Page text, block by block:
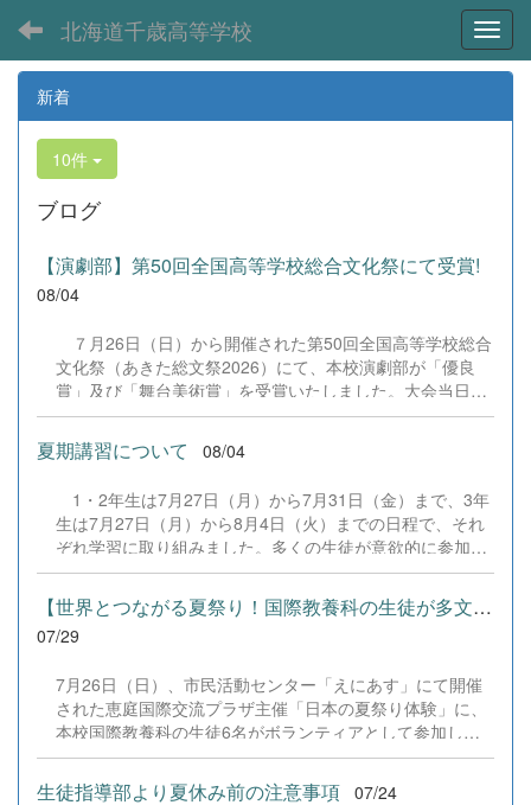
北海道千歳高等学校
新着
10件
ブログ
【演劇部】第50回全国高等学校総合文化祭にて受賞!
08/04
７月26日（日）から開催された第50回全国高等学校総合
文化祭（あきた総文祭2026）にて、本校演劇部が「優良
賞」及び「舞台美術賞」を受賞いたしました。大会当日
は、本校の部員たちもこれまで積み重ねてきた練習の成果
を存分に発揮し、堂々と舞台に立ちました。緊張感のある
全国の舞台において、一人一人が役割を果たし、心を込め
の全国大会出場にあたり、多大なるご支援・ご協力をいた
だきました企業の皆様、ならびに心温まるご寄付や温かい
ご声援を寄せてくださった地域の皆様方に、心より感謝申
し上げます。皆様からの温かいご支援が部員たちの大きな
励みとなり、全国の舞台で最高のパフォーマンスと演技を
届けることができました。今回の経験を糧に、さらに表現
本校演劇部への変わらぬご声援をよろしくお願いいたしま
す。 &nbsp;
夏期講習について 08/04
1・2年生は7月27日（月）から7月31日（金）まで、3年
生は7月27日（月）から8月4日（火）までの日程で、それ
ぞれ学習に取り組みました。多くの生徒が意欲的に参加
し、これまでの学習内容の復習や発展的な内容、受験に向
けた学習などに真剣に取り組む姿が見られました。夏期講
習で身に付けた学習習慣や知識を、今後の学校生活や学習
に生かし、一人一人がさらなる成長につなげてくれること
【世界とつながる夏祭り！国際教養科の生徒が多文化共生ボランテ...
07/29
7月26日（日）、市民活動センター「えにあす」にて開催
された恵庭国際交流プラザ主催「日本の夏祭り体験」に、
本校国際教養科の生徒6名がボランティアとして参加しま
した！ 会場にはウクライナ、ネパール、アフガニスタンな
ど多国籍な参加者が集まり、ヨーヨー釣りや綿あめ、盆踊
生徒指導部より夏休み前の注意事項 07/24